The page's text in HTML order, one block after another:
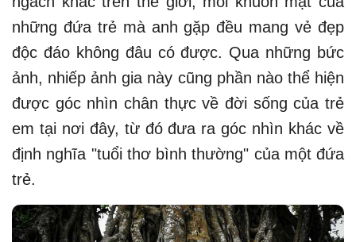
những đứa trẻ mà anh gặp đều mang vẻ đẹp
độc đáo không đâu có được. Qua những bức
ảnh, nhiếp ảnh gia này cũng phần nào thể hiện
được góc nhìn chân thực về đời sống của trẻ
em tại nơi đây, từ đó đưa ra góc nhìn khác về
định nghĩa "tuổi thơ bình thường" của một đứa
trẻ.